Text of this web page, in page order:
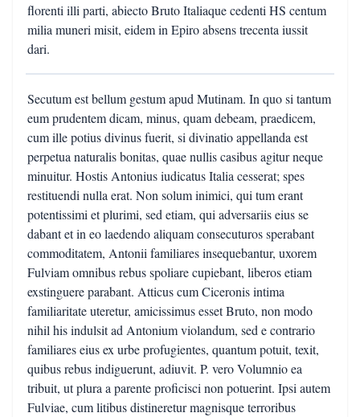
florenti illi parti, abiecto Bruto Italiaque cedenti HS centum
milia muneri misit, eidem in Epiro absens trecenta iussit
dari.
Secutum est bellum gestum apud Mutinam. In quo si tantum
eum prudentem dicam, minus, quam debeam, praedicem,
cum ille potius divinus fuerit, si divinatio appellanda est
perpetua naturalis bonitas, quae nullis casibus agitur neque
minuitur. Hostis Antonius iudicatus Italia cesserat; spes
restituendi nulla erat. Non solum inimici, qui tum erant
potentissimi et plurimi, sed etiam, qui adversariis eius se
dabant et in eo laedendo aliquam consecuturos sperabant
commoditatem, Antonii familiares insequebantur, uxorem
Fulviam omnibus rebus spoliare cupiebant, liberos etiam
exstinguere parabant. Atticus cum Ciceronis intima
familiaritate uteretur, amicissimus esset Bruto, non modo
nihil his indulsit ad Antonium violandum, sed e contrario
familiares eius ex urbe profugientes, quantum potuit, texit,
quibus rebus indiguerunt, adiuvit. P. vero Volumnio ea
tribuit, ut plura a parente proficisci non potuerint. Ipsi autem
Fulviae, cum litibus distineretur magnisque terroribus